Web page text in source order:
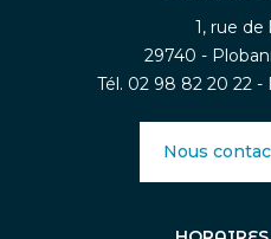
1, rue de
29740 -
Tél. 02 98 82 20 22 -
Nous